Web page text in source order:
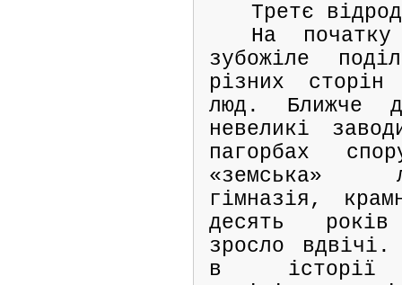
Третє
На
зубожіле
різних сторін
люд. Ближче
невеликі
пагорбах
«земська»
гімназія,
десять
зросло
в історії